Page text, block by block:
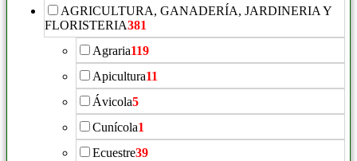
AGRICULTURA, GANADERÍA, JARDINERIA Y
FLORISTERIA381
Agraria119
Apicultura11
Ávicola5
Cunícola1
Ecuestre39